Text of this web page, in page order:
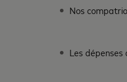
Nos
Les